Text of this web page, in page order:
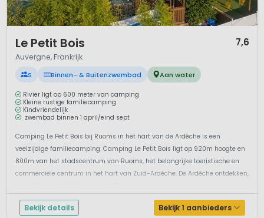
Le Petit Bois 7,6
Auvergne, Frankrijk
S Binnen- & Buitenzwembad Aan water
Rivier ligt op 600 meter van camping
Kleine rustige familiecamping
Kindvriendelijk
zwembad binnen 1 april/eind sept
Camping Le Petit Bois bij Ruoms in het hart van de Ardèche is een
veelzijdige familiecamping. Camping Le Petit Bois ligt op 920m hoogte en
800m van het stadscentrum van Ruoms, het belangrijke toeristische en
commerciële centrum in het hart van Zuid-Ardèche. De Ardèche ontdekken,
Bekijk details Bekijk 1 aanbieders